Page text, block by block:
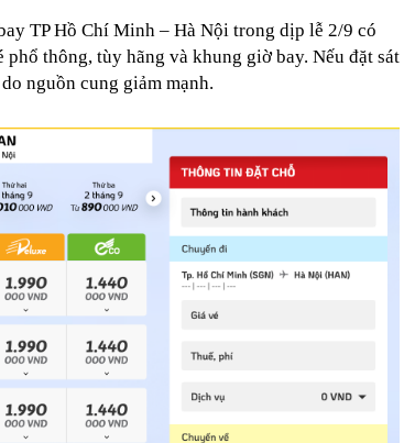
TP Hồ Chí Minh – Hà Nội trong dịp lễ 2/9 có
thông, tùy hãng và khung giờ bay. Nếu đặt sát
nguồn cung giảm mạnh.